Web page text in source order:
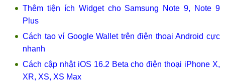
Thêm tiện ích Widget cho Samsung Note 9, Note 9
Plus
Cách tạo ví Google Wallet trên điện thoại Android cực
nhanh
Cách cập nhật iOS 16.2 Beta cho điện thoại iPhone X,
XR, XS, XS Max